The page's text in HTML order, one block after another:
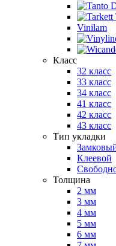
Vinilam
Класс
32 класс
33 класс
34 класс
41 класс
42 класс
43 класс
Тип укладки
Клеевой
Толщина
2 мм
3 мм
4 мм
5 мм
6 мм